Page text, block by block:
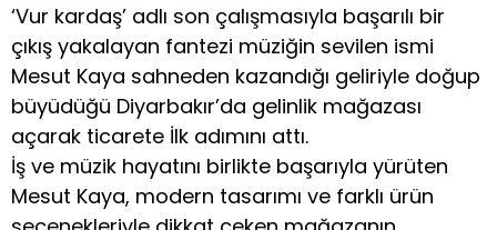
‘Vur kardaş’ adlı son çalışmasıyla başarılı bir
çıkış yakalayan fantezi müziğin sevilen ismi
Mesut Kaya sahneden kazandığı geliriyle doğup
büyüdüğü Diyarbakır’da gelinlik mağazası
açarak ticarete İlk adımını attı.
İş ve müzik hayatını birlikte başarıyla yürüten
Mesut Kaya, modern tasarımı ve farklı ürün